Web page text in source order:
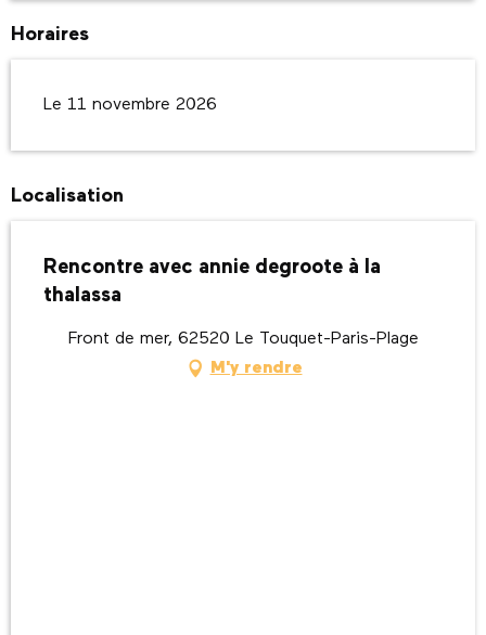
Horaires
Le 11 novembre 2026
Localisation
Rencontre avec annie degroote à la
thalassa
Front de mer, 62520 Le Touquet-Paris-Plage
M'y rendre